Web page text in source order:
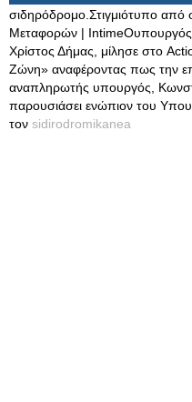
σιδηρόδρομο.Στιγμιότυπο από
Μεταφορών |
Χρίστος Δήμας, μίλησε στο
Ζώνη» αναφέροντας πως την
αναπληρωτής υπουργός,
παρουσιάσει ενώπιον του
τον sidirodromikanea